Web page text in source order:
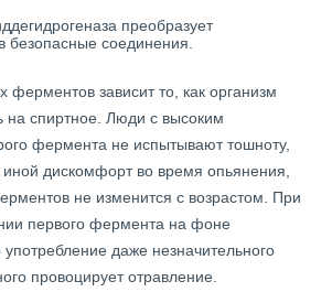
преобразует
безопасные соединения.
ферментов зависит то, как организм
на спиртное. Люди с высоким
фермента не испытывают тошноту,
иной дискомфорт во время опьянения,
не изменится с возрастом. При
первого фермента на фоне
даже незначительного
провоцирует отравление.